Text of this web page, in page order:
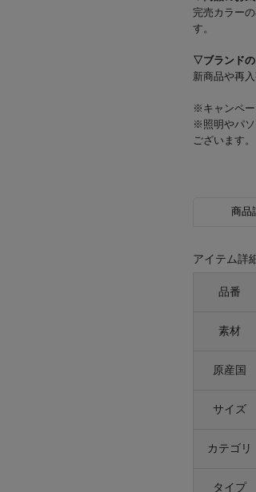
完売カラー
す。
▽ブランド
新商品や再
※キャンペー
※照明やパソ
ございます。
商品
アイテム詳
品番
素材
原産国
サイズ
カテゴリ
タイプ